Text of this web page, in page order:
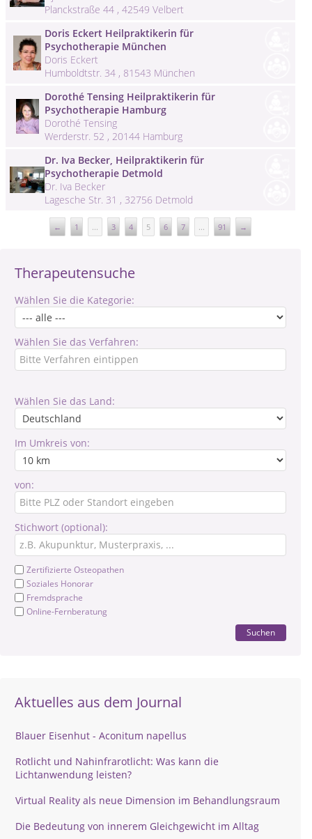
Therapeutensuche
Wählen Sie die Kategorie:
Wählen Sie das Verfahren:
Wählen Sie das Land:
Im Umkreis von:
von:
Stichwort (optional):
Zertifizierte Osteopathen
Soziales Honorar
Fremdsprache
Online-Fernberatung
Suchen
Aktuelles aus dem Journal
Blauer Eisenhut - Aconitum napellus
Rotlicht und Nahinfrarotlicht: Was kann die
Lichtanwendung leisten?
Virtual Reality als neue Dimension im Behandlungsraum
Die Bedeutung von innerem Gleichgewicht im Alltag
Planckstraße 44 , 42549 Velbert
Doris Eckert Heilpraktikerin für
Psychotherapie München
Doris Eckert
Humboldtstr. 34 , 81543 München
Dorothé Tensing Heilpraktikerin für
Psychotherapie Hamburg
Dorothé Tensing
Werderstr. 52 , 20144 Hamburg
Dr. Iva Becker, Heilpraktikerin für
Psychotherapie Detmold
Dr. Iva Becker
Lagesche Str. 31 , 32756 Detmold
← 1 ... 3 4 5 6 7 ... 91 →